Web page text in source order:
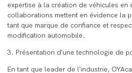
expertise à la création de véhicules en
collaborations mettent en évidence la
tant que marque de confiance et
modification automobile.
3. Présentation d'une technologie de
En tant que leader de l'industrie,